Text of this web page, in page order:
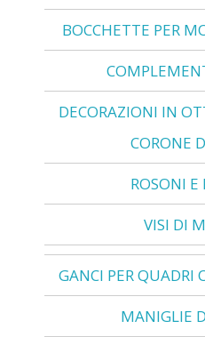
BOCCHETTE PER
DECORAZIONI IN
CORONE
ROSONI E
VISI DI
GANCI PER QUADRI
MANIGLIE